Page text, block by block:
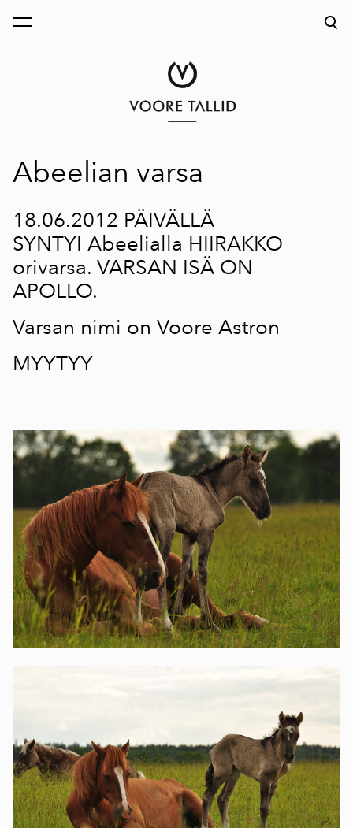
on lisätty ostoskoriin.
Abeelian varsa
18.06.2012 PÄIVÄLLÄ
SYNTYI Abeelialla HIIRAKKO
orivarsa. VARSAN ISÄ ON
APOLLO.
Varsan nimi on Voore Astron
MYYTYY